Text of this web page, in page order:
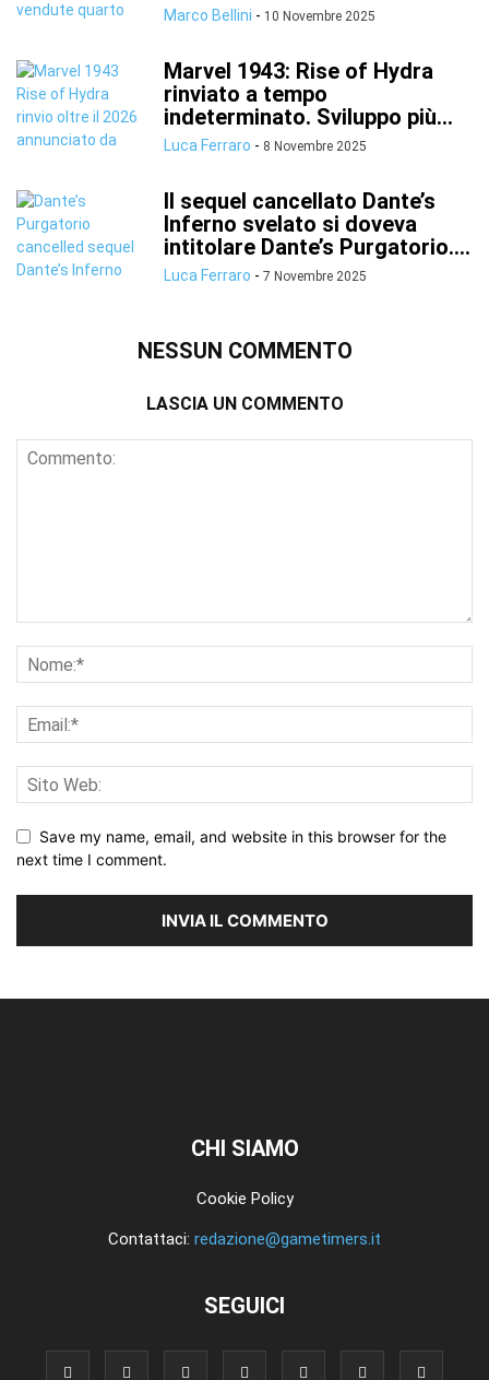
Marco Bellini - 10 Novembre 2025
Marvel 1943: Rise of Hydra
rinviato a tempo
indeterminato. Sviluppo più...
Luca Ferraro - 8 Novembre 2025
Il sequel cancellato Dante’s
Inferno svelato si doveva
intitolare Dante’s Purgatorio....
Luca Ferraro - 7 Novembre 2025
NESSUN COMMENTO
LASCIA UN COMMENTO
Save my name, email, and website in this browser for the
next time I comment.
CHI SIAMO
Cookie Policy
Contattaci: redazione@gametimers.it
SEGUICI